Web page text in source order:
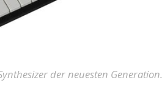
der neuesten Generation.